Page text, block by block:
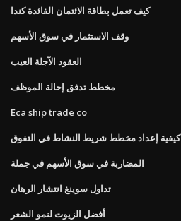
كيف تعمل بطاقة الائتمان الفائدة كندا
وقف الاستثمار في سوق الأسهم
العقود الآجلة العيب
مخطط تدفق إحالة الموظف
Eca ship trade co
كيفية إعداد مخطط شريط النشاط في التفوق
المضاربة في سوق الأسهم في جملة
تداول سوينغ انتشار الرهان
أفضل الزيوت لنمو الشعر